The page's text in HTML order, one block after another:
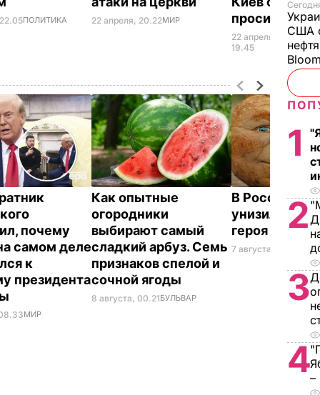
ПОЛИТИКА 22 апреля, 20.22МИР
просил
22 апреля,
19.45
почему
самом деле
к
президента
МИР
Как опытные
огородники
выбирают самый
сладкий арбуз. Семь
признаков спелой и
сочной ягоды
8 августа, 00.21БУЛЬВАР
В России
унизили
героя
7 августа, 23.32
США
1
2
3
4–